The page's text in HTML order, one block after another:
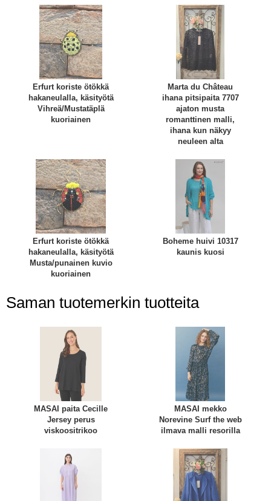
Erfurt koriste ötökkä
hakaneulalla, käsityötä
Vihreä/Mustatäplä
kuoriainen
Marta du Château
ihana pitsipaita 7707
ajaton musta
romanttinen malli,
ihana kun näkyy
neuleen alta
Erfurt koriste ötökkä
hakaneulalla, käsityötä
Musta/punainen kuvio
kuoriainen
Boheme huivi 10317
kaunis kuosi
Saman tuotemerkin tuotteita
MASAI paita Cecille
Jersey perus
viskoositrikoo
MASAI mekko
Norevine Surf the web
ilmava malli resorilla